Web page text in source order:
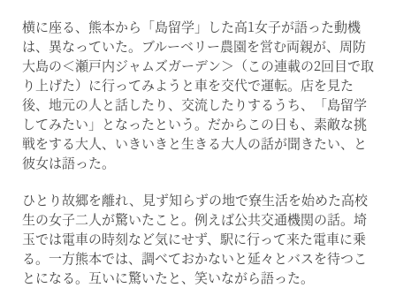
横に座る、熊本から「島留学」した高1女子が語った動機
は、異なっていた。ブルーベリー農園を営む両親が、周防
大島の＜瀬戸内ジャムズガーデン＞（この連載の2回目で取
り上げた）に行ってみようと車を交代で運転。店を見た
後、地元の人と話したり、交流したりするうち、「島留学
してみたい」となったという。だからこの日も、素敵な挑
戦をする大人、いきいきと生きる大人の話が聞きたい、と
彼女は語った。
ひとり故郷を離れ、見ず知らずの地で寮生活を始めた高校
生の女子二人が驚いたこと。例えば公共交通機関の話。埼
玉では電車の時刻など気にせず、駅に行って来た電車に乗
る。一方熊本では、調べておかないと延々とバスを待つこ
とになる。互いに驚いたと、笑いながら語った。